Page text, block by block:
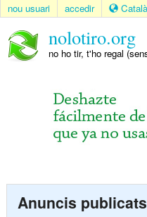
nou usuari accedir Català
nolotiro.org
no ho tir, t'ho regal
Anuncis publicats